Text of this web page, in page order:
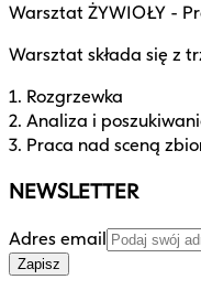
Warsztat ŻYWIOŁY -
Warsztat składa się z
1. Rozgrzewka
2. Analiza i
3. Praca nad sceną
NEWSLETTER
Adres email
Zapisz